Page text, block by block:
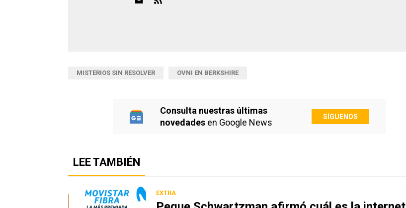
MISTERIOS SIN RESOLVER OVNI EN BERKSHIRE
Consulta nuestras últimas
novedades en Google News
SÍGUENOS
LEE TAMBIÉN
EXTRA